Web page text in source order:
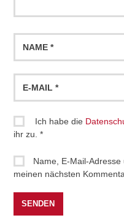
Ich habe die
ihr zu. *
Name, E-Mail-
meinen nächsten